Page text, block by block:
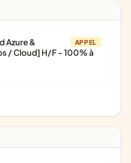
APPEL
Azure &
/ Cloud] H/F - 100% à